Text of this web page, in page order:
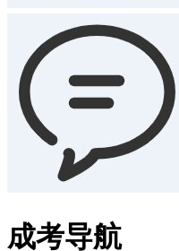
成考导航